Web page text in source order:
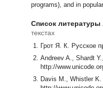
programs), and in
Список литературы
текстах
Грот Я. К. Русское
Andreev A., Shardt
http://
Davis M., Whistler